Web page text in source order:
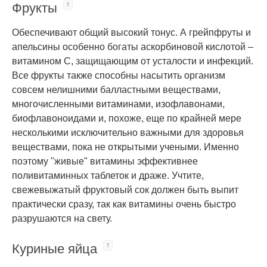
Фрукты
Обеспечивают общий высокий тонус. А грейпфруты и
апельсины особенно богаты аскорбиновой кислотой –
витамином С, защищающим от усталости и инфекций.
Все фрукты также способны насытить организм
совсем нелишними балластными веществами,
многочисленными витаминами, изофлавонами,
биофлавоноидами и, похоже, еще по крайней мере
несколькими исключительно важными для здоровья
веществами, пока не открытыми учеными. Именно
поэтому "живые" витамины эффективнее
поливитаминных таблеток и драже. Учтите,
свежевыжатый фруктовый сок должен быть выпит
практически сразу, так как витамины очень быстро
разрушаются на свету.
Куриные яйца